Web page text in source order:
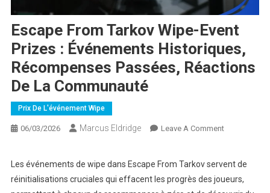
Escape From Tarkov Wipe-Event
Prizes : Événements Historiques,
Récompenses Passées, Réactions
De La Communauté
Prix De L'événement Wipe
06/03/2026 Marcus Eldridge Leave A CommentOn
Tarkov
Wipe-
Les événements de wipe dans Escape From Tarkov servent de
réinitialisations cruciales qui effacent les progrès des joueurs,